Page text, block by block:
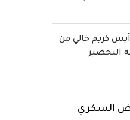
كريم خالي من
التحضير
السكري